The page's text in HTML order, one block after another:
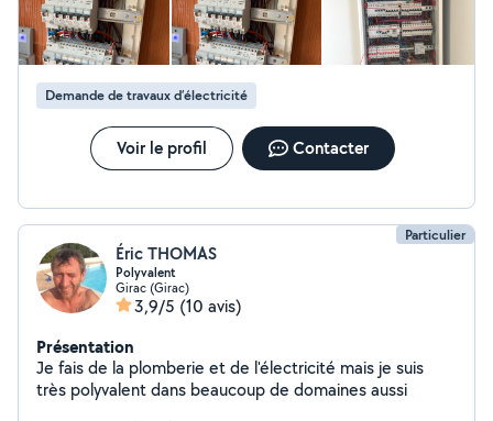
Demande de travaux d’électricité
Voir le profil Contacter
Particulier
Éric THOMAS
Polyvalent
Girac (Girac)
3,9/5 (10 avis)
Présentation
Je fais de la plomberie et de l'électricité mais je suis
très polyvalent dans beaucoup de domaines aussi